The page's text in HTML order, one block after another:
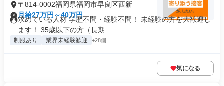
〒814-0002福岡県福岡市早良区西新
月給27万円～40万円
求めている人材 学歴不問・経験不問！ 未経験の方を大歓迎し
ます！ 35歳以下の方（長期...
制服あり 業界未経験歓迎 +28個
気になる